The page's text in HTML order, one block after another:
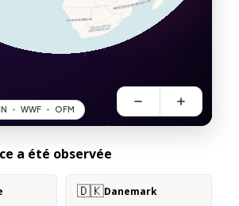
a été observée
🇩🇰Danemark